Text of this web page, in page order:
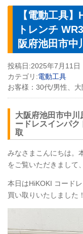
【電動工具
トレンチ
阪府池田市中
投稿日:2025年7月11日
カテゴリ:電動工具
お客様： 30代/男性、
大阪府池田市中
ードレスインパク
取
みなさまこんにちは。
をご覧いただきまして
本日はHiKOKI コード
買い取りいたしました！